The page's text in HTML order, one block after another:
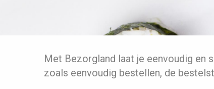
Met Bezorgland laat je eenvoudig en
zoals eenvoudig bestellen, de